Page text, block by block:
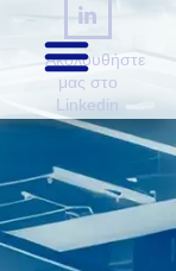
Ακολουθήστε
μας στο
Linkedin